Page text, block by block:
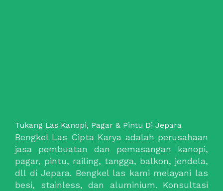
Tukang Las Kanopi, Pagar & Pintu Di Jepara
Bengkel Las Cipta Karya adalah perusahaan
jasa pembuatan dan pemasangan kanopi,
pagar, pintu, railing, tangga, balkon, jendela,
dll di Jepara. Bengkel las kami melayani las
besi, stainless, dan aluminium. Konsultasi